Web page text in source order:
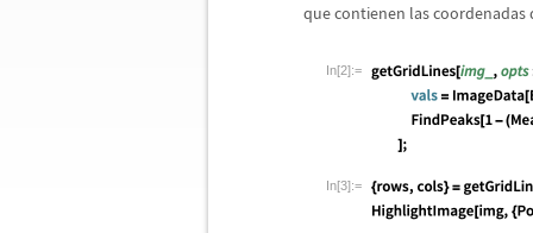
que contienen las coordenadas
In[2]:=
In[3]:=